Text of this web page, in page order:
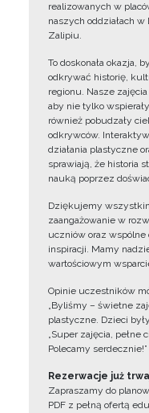
realizowanych w
naszych oddziałach w
Zalipiu.
To doskonała okazja,
odkrywać historię,
regionu. Nasze
aby nie tylko
również pobudzały
odkrywców.
działania plastyczne
sprawiają, że historia
nauką poprzez
Dziękujemy
zaangażowanie w
uczniów oraz
inspiracji. Mamy
wartościowym
Opinie uczestników
„Byliśmy – świetne
plastyczne. Dzieci
„Super zajęcia, pełne
Polecamy serdecznie!”
Rezerwacje już
Zapraszamy do
PDF z pełną ofertą